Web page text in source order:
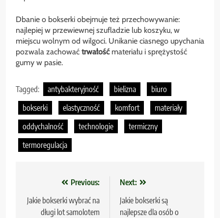
Dbanie o bokserki obejmuje też przechowywanie:
najlepiej w przewiewnej szufladzie lub koszyku, w
miejscu wolnym od wilgoci. Unikanie ciasnego upychania
pozwala zachować trwałośćmateriału i sprężystość
gumy w pasie.
Tagged: antybakteryjność bielizna
biuro
bokserki
elastyczność komfort
materiały
oddychalność
technologie
termiczny
termoregulacja
Nawigacja
wpisu
Previous:
Jakie bokserki wybrać na
długi lot samolotem
Next:
Jakie bokserki są
najlepsze dla osób o